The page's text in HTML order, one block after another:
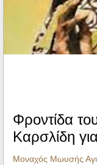
Φροντίδα
Καρσλίδη
Μοναχός Μωυσής